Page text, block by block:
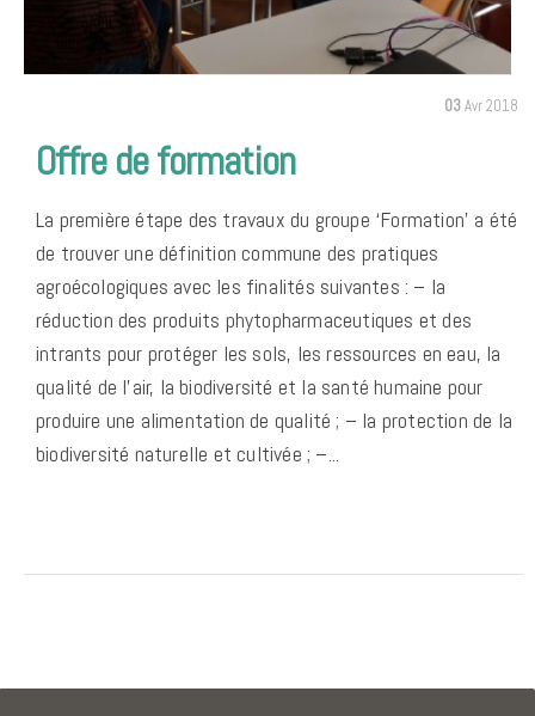
03Avr 2018
Offre de formation
La première étape des travaux du groupe ‘Formation’ a été
de trouver une définition commune des pratiques
agroécologiques avec les finalités suivantes : – la
réduction des produits phytopharmaceutiques et des
intrants pour protéger les sols, les ressources en eau, la
qualité de l’air, la biodiversité et la santé humaine pour
produire une alimentation de qualité ; – la protection de la
biodiversité naturelle et cultivée ; –...